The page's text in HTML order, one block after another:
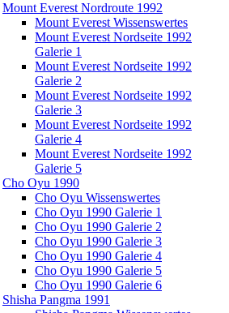
Mount Everest Nordroute 1992
Mount Everest Wissenswertes
Mount Everest Nordseite 1992
Galerie 1
Mount Everest Nordseite 1992
Galerie 2
Mount Everest Nordseite 1992
Galerie 3
Mount Everest Nordseite 1992
Galerie 4
Mount Everest Nordseite 1992
Galerie 5
Cho Oyu 1990
Cho Oyu Wissenswertes
Cho Oyu 1990 Galerie 1
Cho Oyu 1990 Galerie 2
Cho Oyu 1990 Galerie 3
Cho Oyu 1990 Galerie 4
Cho Oyu 1990 Galerie 5
Cho Oyu 1990 Galerie 6
Shisha Pangma 1991